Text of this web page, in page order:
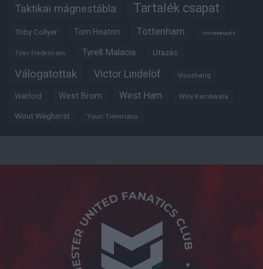
Taktikai mágnestábla Tartalék csapat
Toby Collyer Tom Heaton Tottenham Trófeabibliográfia
Tyler Fredericson Tyrell Malacia Utazás
Válogatottak Victor Lindelöf Visszhang
Watford West Brom West Ham Willy Kambwala
Wout Weghorst Youri Tielemans